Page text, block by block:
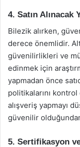
4. Satın Alınacak
Bilezik alırken,
derece önemlidir.
güvenilirlikleri ve
edinmek için
yapmadan önce
politikalarını
alışveriş yapmayı
güvenilir
5. Sertifikasyon